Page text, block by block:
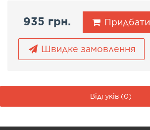
935 грн. Придбати
Швидке замовлення
Відгуків (0)